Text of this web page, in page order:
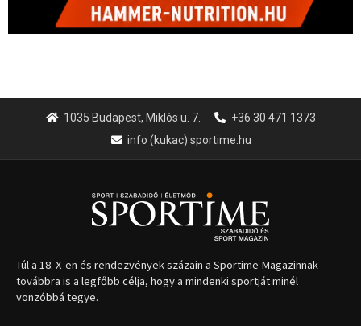
1035 Budapest, Miklós u. 7.
+36 30 471 1373
info (kukac) sportime.hu
Túl a 18. X-en és rendezvények százain a Sportime Magazinnak
továbbra is a legfőbb célja, hogy a mindenki sportját minél
vonzóbbá tegye.